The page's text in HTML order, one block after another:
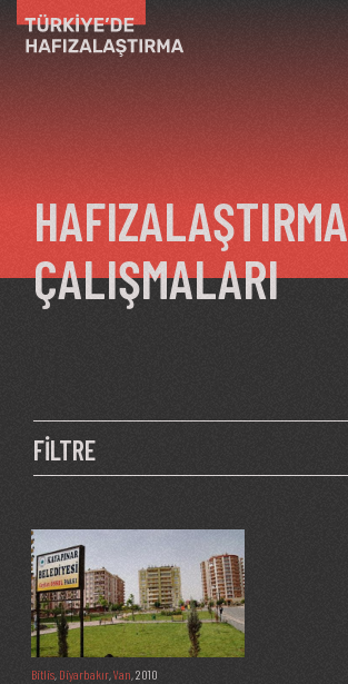
Ana içeriğe atla
HAFIZALAŞTIRMA
ÇALIŞMALARI
FİLTRE
Bitlis, Diyarbakır,Van, 2010